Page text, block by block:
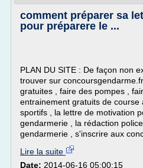
comment préparer sa
pour préparere le ...
PLAN DU SITE : De façon non
trouver sur
gratuites , faire des pompes ,
entrainement gratuits de course
sportifs , la lettre de motivation
gendarmerie , la rédaction
gendarmerie , s'inscrire aux
Lire la suite
Date: 2014-06-16 05:00:15